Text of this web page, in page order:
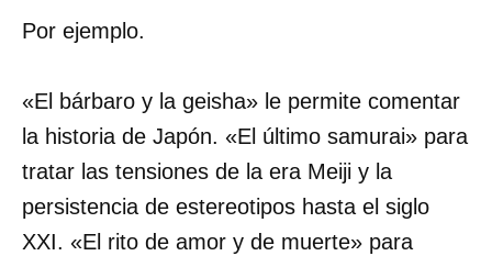
Por ejemplo.
«El bárbaro y la geisha» le permite comentar
la historia de Japón. «El último samurai» para
tratar las tensiones de la era Meiji y la
persistencia de estereotipos hasta el siglo
XXI. «El rito de amor y de muerte» para